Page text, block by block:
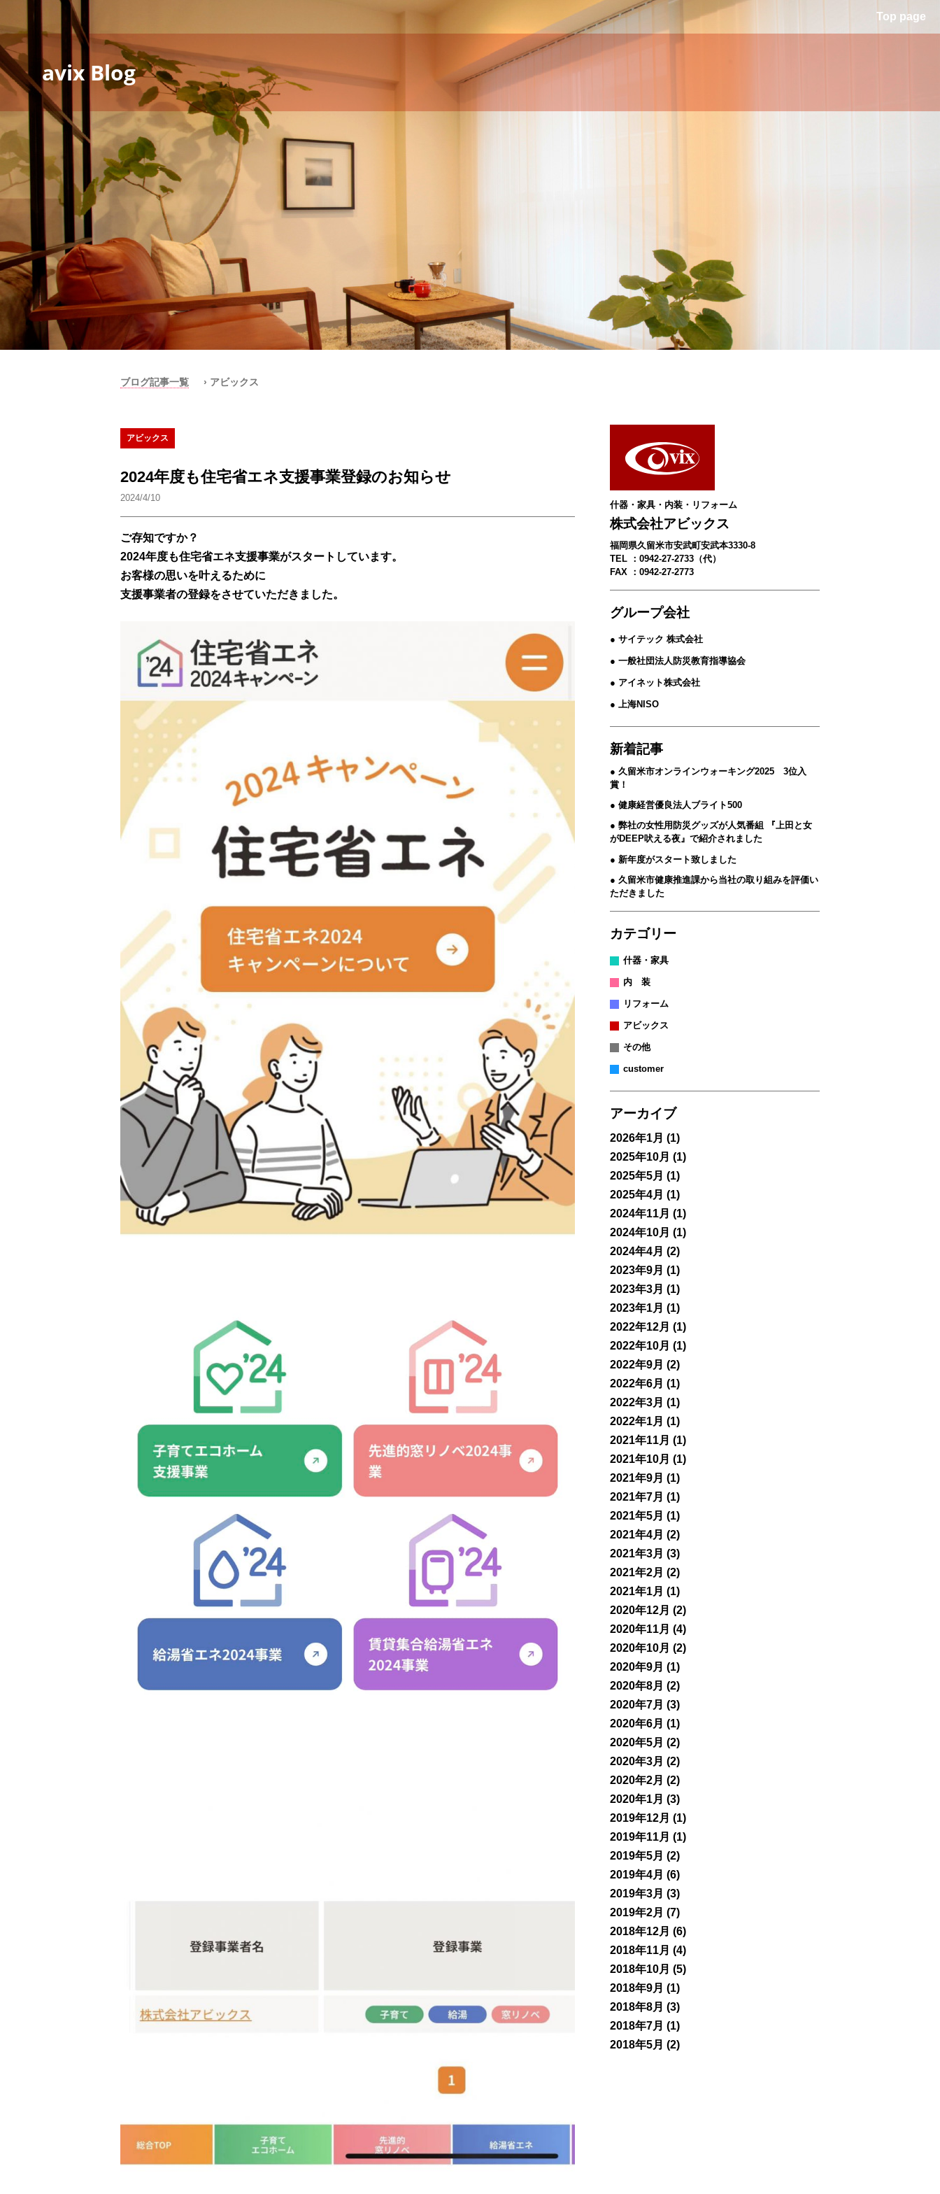
Top page
avix Blog
ブログ記事一覧 › アビックス
アビックス
2024年度も住宅省エネ支援事業登録のお知らせ
2024/4/10
ご存知ですか？
2024年度も住宅省エネ支援事業がスタートしています。
お客様の思いを叶えるために
支援事業者の登録をさせていただきました。
什器・家具・内装・リフォーム
株式会社アビックス
福岡県久留米市安武町安武本3330-8
TEL ：0942-27-2733（代）
FAX ：0942-27-2773
グループ会社
● サイテック 株式会社
● 一般社団法人防災教育指導協会
● アイネット株式会社
● 上海NISO
新着記事
久留米市オンラインウォーキング2025 3位入
賞！
健康経営優良法人ブライト500
弊社の女性用防災グッズが人気番組 『上田と女
がDEEP吠える夜』で紹介されました
新年度がスタート致しました
久留米市健康推進課から当社の取り組みを評価い
ただきました
カテゴリー
什器・家具
内 装
リフォーム
アビックス
その他
customer
アーカイブ
2026年1月 (1)
2025年10月 (1)
2025年5月 (1)
2025年4月 (1)
2024年11月 (1)
2024年10月 (1)
2024年4月 (2)
2023年9月 (1)
2023年3月 (1)
2023年1月 (1)
2022年12月 (1)
2022年10月 (1)
2022年9月 (2)
2022年6月 (1)
2022年3月 (1)
2022年1月 (1)
2021年11月 (1)
2021年10月 (1)
2021年9月 (1)
2021年7月 (1)
2021年5月 (1)
2021年4月 (2)
2021年3月 (3)
2021年2月 (2)
2021年1月 (1)
2020年12月 (2)
2020年11月 (4)
2020年10月 (2)
2020年9月 (1)
2020年8月 (2)
2020年7月 (3)
2020年6月 (1)
2020年5月 (2)
2020年3月 (2)
2020年2月 (2)
2020年1月 (3)
2019年12月 (1)
2019年11月 (1)
2019年5月 (2)
2019年4月 (6)
2019年3月 (3)
2019年2月 (7)
2018年12月 (6)
2018年11月 (4)
2018年10月 (5)
2018年9月 (1)
2018年8月 (3)
2018年7月 (1)
2018年5月 (2)